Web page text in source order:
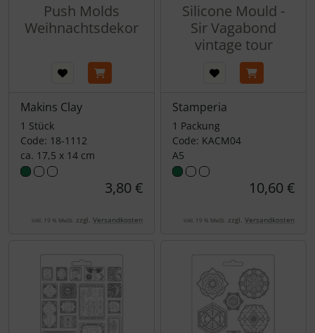
Push Molds
Weihnachtsdekor
Makins Clay
1 Stück
Code: 18-1112
ca. 17,5 x 14 cm
3,80 €
inkl. 19 % MwSt. zzgl. Versandkosten
Silicone Mould -
Sir Vagabond
vintage tour
Stamperia
1 Packung
Code: KACM04
A5
10,60 €
inkl. 19 % MwSt. zzgl. Versandkosten